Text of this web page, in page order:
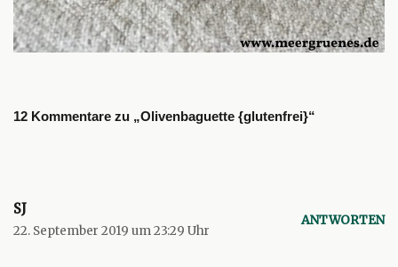
12 Kommentare zu „Olivenbaguette {glutenfrei}“
SJ
22. September 2019 um 23:29 Uhr
ANTWORTEN